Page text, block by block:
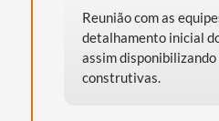
Reunião com as
detalhamento inicial
assim
construtivas.